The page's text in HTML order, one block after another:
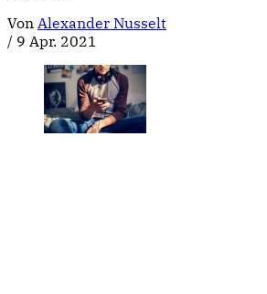
Von Alexander Nusselt
/ 9 Apr. 2021